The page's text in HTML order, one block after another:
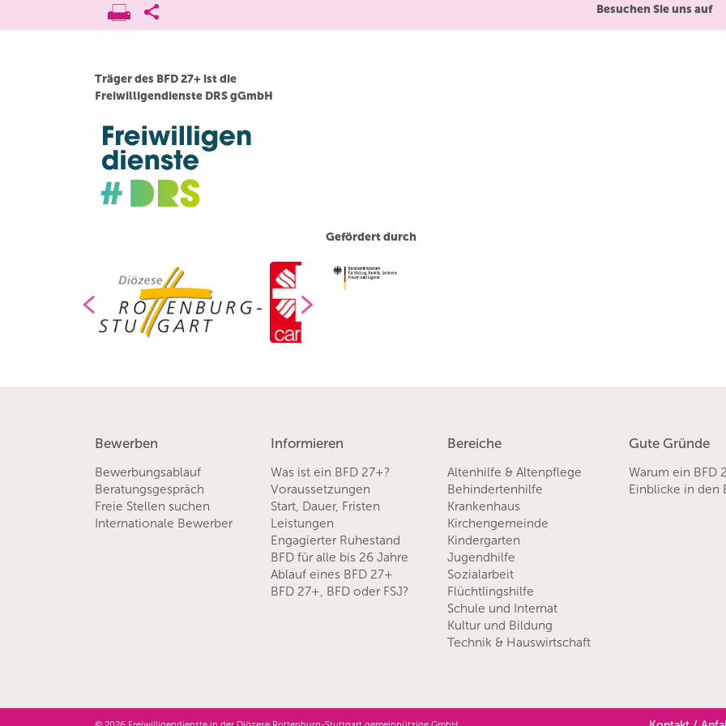
Besuchen Sie uns auf
Träger des BFD 27+ ist die
Freiwilligendienste DRS gGmbH
Gefördert durch
Bewerben
Bewerbungsablauf
Beratungsgespräch
Freie Stellen suchen
Internationale Bewerber
Informieren
Was ist ein BFD 27+?
Voraussetzungen
Start, Dauer, Fristen
Leistungen
Engagierter Ruhestand
BFD für alle bis 26 Jahre
Ablauf eines BFD 27+
BFD 27+, BFD oder FSJ?
Bereiche
Altenhilfe & Altenpflege
Behindertenhilfe
Krankenhaus
Kirchengemeinde
Kindergarten
Jugendhilfe
Sozialarbeit
Flüchtlingshilfe
Schule und Internat
Kultur und Bildung
Technik & Hauswirtschaft
Gute Gründe
Warum ein BFD
Einblicke in den